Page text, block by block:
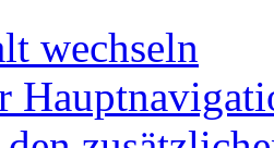
wechseln